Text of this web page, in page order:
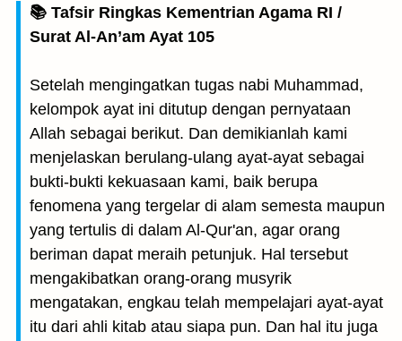
📚 Tafsir Ringkas Kementrian Agama RI /
Surat Al-An’am Ayat 105
Setelah mengingatkan tugas nabi Muhammad,
kelompok ayat ini ditutup dengan pernyataan
Allah sebagai berikut. Dan demikianlah kami
menjelaskan berulang-ulang ayat-ayat sebagai
bukti-bukti kekuasaan kami, baik berupa
fenomena yang tergelar di alam semesta maupun
yang tertulis di dalam Al-Qur'an, agar orang
beriman dapat meraih petunjuk. Hal tersebut
mengakibatkan orang-orang musyrik
mengatakan, engkau telah mempelajari ayat-ayat
itu dari ahli kitab atau siapa pun. Dan hal itu juga